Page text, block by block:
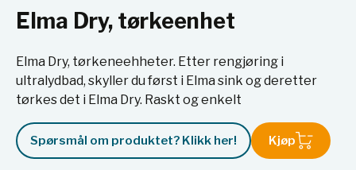
Elma Dry, tørkeenhet
Elma Dry, tørkeneehheter. Etter rengjøring i
ultralydbad, skyller du først i Elma sink og deretter
tørkes det i Elma Dry. Raskt og enkelt
Spørsmål om produktet? Klikk her! Kjøp